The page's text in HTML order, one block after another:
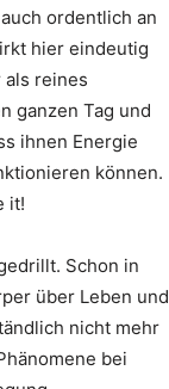
ordentlich an
hier eindeutig
reines
ganzen Tag und
ihnen Energie
können.
it!
Schon in
über Leben und
nicht mehr
bei